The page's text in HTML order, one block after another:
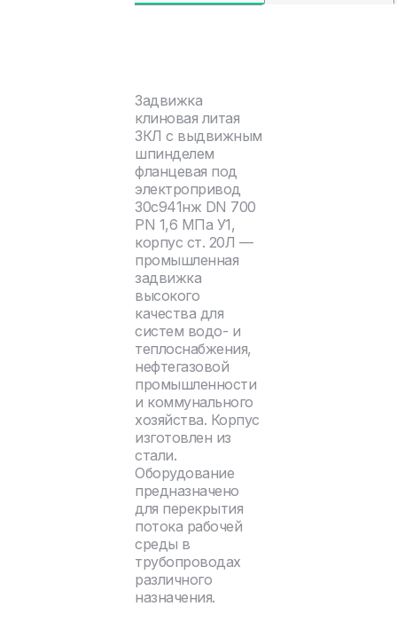
Задвижка
клиновая литая
ЗКЛ с выдвижным
шпинделем
фланцевая под
электропривод
30с941нж DN 700
PN 1,6 МПа У1,
корпус ст. 20Л —
промышленная
задвижка
высокого
качества для
систем водо- и
теплоснабжения,
нефтегазовой
промышленности
и коммунального
хозяйства. Корпус
изготовлен из
стали.
Оборудование
предназначено
для перекрытия
потока рабочей
среды в
трубопроводах
различного
назначения.